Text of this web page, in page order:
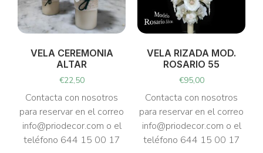
VELA CEREMONIA
ALTAR
€22,50
Contacta con nosotros
para reservar en el correo
info@priodecor.com o el
teléfono 644 15 00 17
VELA RIZADA MOD.
ROSARIO 55
€95,00
Contacta con nosotros
para reservar en el correo
info@priodecor.com o el
teléfono 644 15 00 17